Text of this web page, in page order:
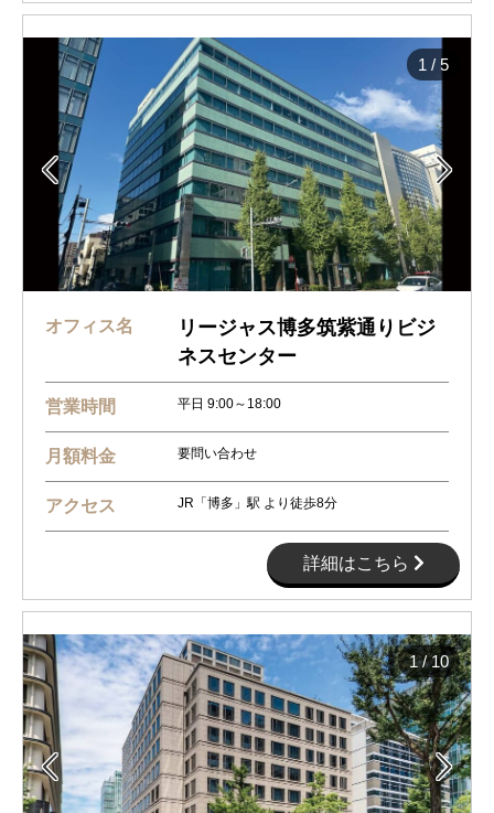
 
1 / 5
オフィス名
リージャス博多筑紫通りビジ
ネスセンター
営業時間 平日 9:00～18:00
月額料金 要問い合わせ
アクセス JR「博多」駅 より徒歩8分
詳細はこちら
 
1/10